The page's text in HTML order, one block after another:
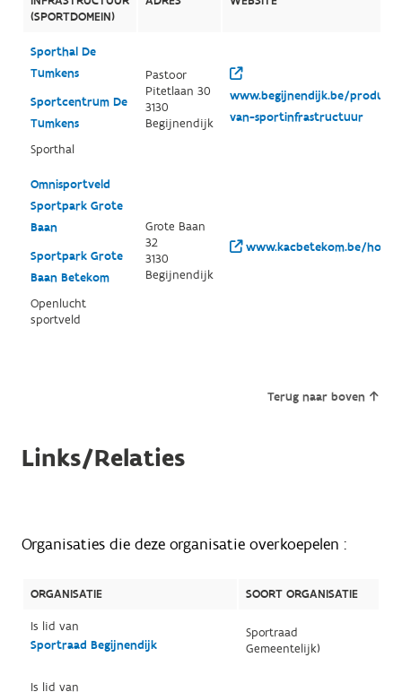
(SPORTDOMEIN)
Sporthal De
Tumkens
Sportcentrum De
Tumkens
Sporthal
Pastoor
Pitetlaan 30
3130
Begijnendijk
www.begijnendijk.be/
van-sportinfrastructuur
Omnisportveld
Sportpark Grote
Baan
Sportpark Grote
Baan Betekom
Openlucht
sportveld
Grote Baan
32
3130
Begijnendijk
www.kacbetekom.be/
Terug naar boven
Links/Relaties
Organisaties die deze organisatie overkoepelen :
ORGANISATIE
SOORT ORGANISATIE
Is lid van
Sportraad Begijnendijk
Sportraad
Gemeentelijk)
Is lid van